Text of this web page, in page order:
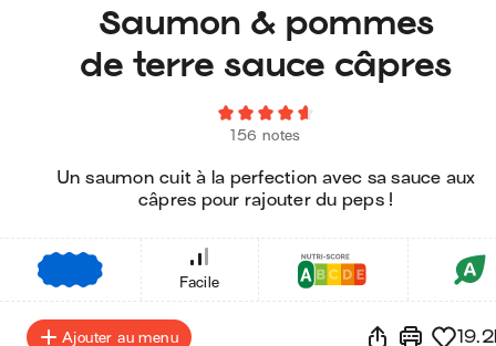
Saumon & pommes
de terre sauce câpres
156 notes
Un saumon cuit à la perfection avec sa sauce aux
câpres pour rajouter du peps !
Facile
Ajouter au menu